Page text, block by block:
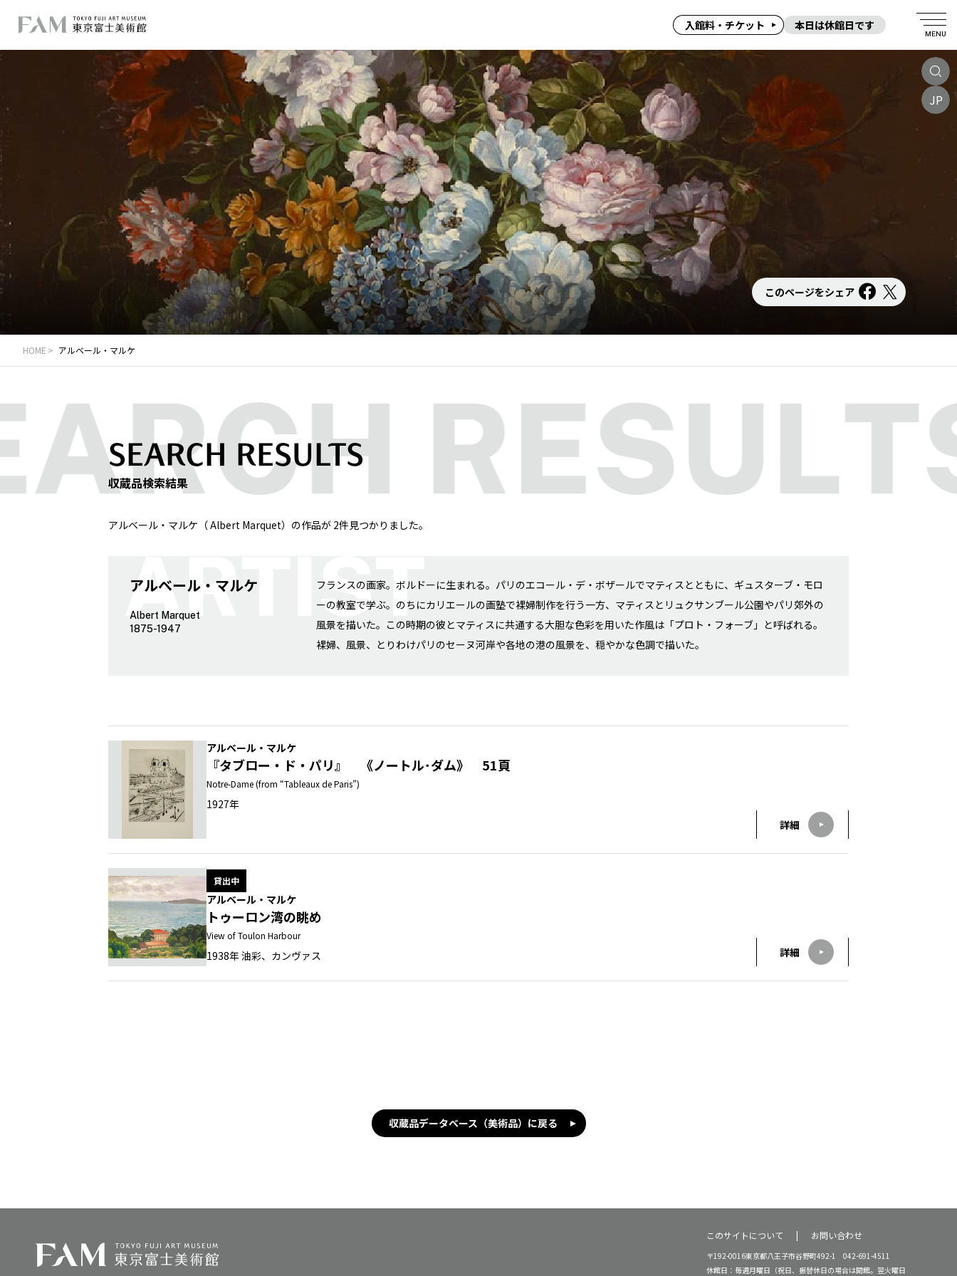
入館料・チケット 本日は休館日です
MENU
JP
このページをシェア
HOME アルベール・マルケ
SEARCH RESULTS
収蔵品検索結果
アルベール・マルケ（ Albert Marquet）の作品が 2件見つかりました。
アルベール・マルケ
Albert Marquet
1875-1947
フランスの画家。ボルドーに生まれる。パリのエコール・デ・ボザールでマティスとともに、ギュスターブ・モロ
ーの教室で学ぶ。のちにカリエールの画塾で裸婦制作を行う一方、マティスとリュクサンブール公園やパリ郊外の
風景を描いた。この時期の彼とマティスに共通する大胆な色彩を用いた作風は「プロト・フォーブ」と呼ばれる。
裸婦、風景、とりわけパリのセーヌ河岸や各地の港の風景を、穏やかな色調で描いた。
アルベール・マルケ
『タブロー・ド・パリ』 《ノートル･ダム》 51頁
Notre-Dame (from “Tableaux de Paris”)
1927年
詳細
貸出中
アルベール・マルケ
トゥーロン湾の眺め
View of Toulon Harbour
1938年 油彩、カンヴァス 詳細
収蔵品データベース（美術品）に戻る
このサイトについて お問い合わせ
〒192-0016東京都八王子市谷野町492-1 042-691-4511
休館日：毎週月曜日（祝日、振替休日の場合は開館。翌火曜日